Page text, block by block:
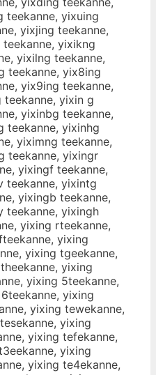
teekanne, yixuing
yixjing teekanne,
yixikng
yixilng teekanne,
teekanne, yix8ing
yix9ing teekanne,
yixin g
yixinbg teekanne,
teekanne, yixinhg
yiximng teekanne,
teekanne, yixingr
yixingf teekanne,
teekanne, yixintg
yixingb teekanne,
teekanne, yixingh
yixing rteekanne,
yixing
yixing tgeekanne,
yixing
yixing 5teekanne,
yixing
yixing tewekanne,
yixing
yixing tefekanne,
yixing
yixing te4ekanne,